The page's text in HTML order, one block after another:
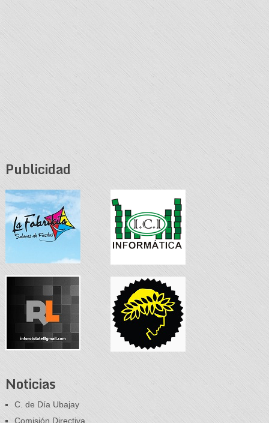
Publicidad
Noticias
C. de Día Ubajay
Comisión Directiva